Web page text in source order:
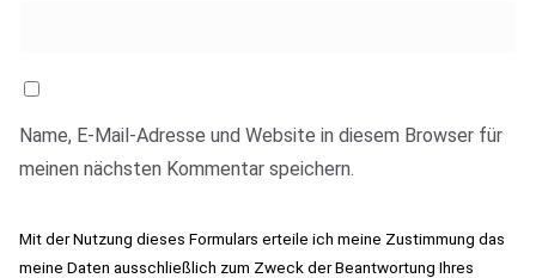
Name, E-Mail-Adresse und Website in diesem Browser für
meinen nächsten Kommentar speichern.
Mit der Nutzung dieses Formulars erteile ich meine Zustimmung das
meine Daten ausschließlich zum Zweck der Beantwortung Ihres